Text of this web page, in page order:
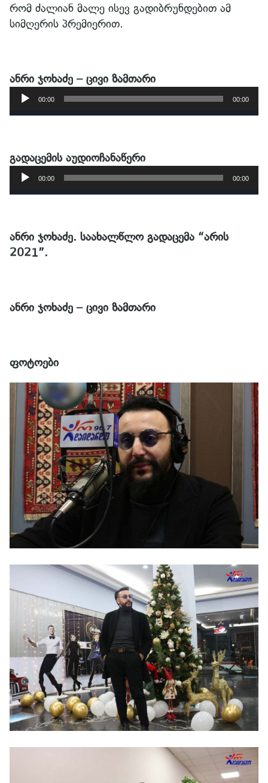
რომ ძალიან მალე ისევ გადიბრუნდებით ამ
სიმღერის პრემიერით.
ანრი ჯოხაძე – ცივი ზამთარი
აუდიო
Play
00:00
Mute
00:00 00:00
გადაცემის აუდიოჩანაწერი
აუდიო
Play
00:00
Mute
00:00 00:00
ანრი ჯოხაძე. საახალწლო გადაცემა “არის
2021”.
ანრი ჯოხაძე – ცივი ზამთარი
ფოტოები